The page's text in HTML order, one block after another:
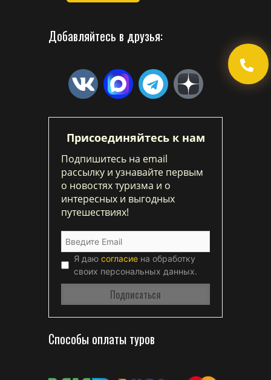
Добавляйтесь в друзья:
Присоединяйтесь к нам
Подпишитесь на email
рассылку и узнавайте первым
о новостях туризма и о
интересных и выгодных
путешествиях!
Я даю согласие на обработку
своих персональных данных.
Способы оплаты туров